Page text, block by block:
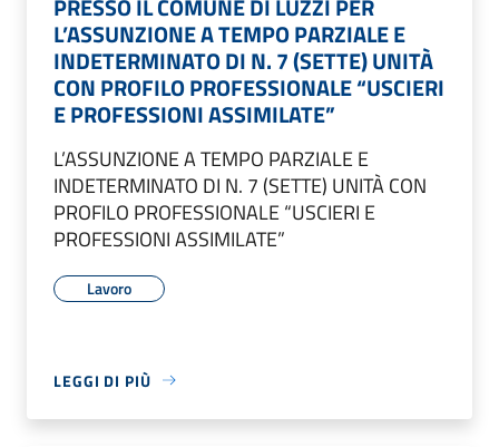
L’ASSUNZIONE A TEMPO PARZIALE E
INDETERMINATO DI N. 7 (SETTE) UNITÀ
CON PROFILO PROFESSIONALE “USCIERI
E PROFESSIONI ASSIMILATE”
L’ASSUNZIONE A TEMPO PARZIALE E
INDETERMINATO DI N. 7 (SETTE) UNITÀ CON
PROFILO PROFESSIONALE “USCIERI E
PROFESSIONI ASSIMILATE”
Lavoro
LEGGI DI PIÙ